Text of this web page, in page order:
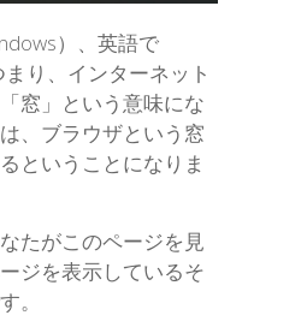
）、英語で
り、インターネット
窓」という意味にな
、ブラウザという窓
ということになりま
たがこのページを見
ジを表示しているそ
。